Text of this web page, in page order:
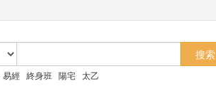
搜索
易經 終身班 陽宅 太乙